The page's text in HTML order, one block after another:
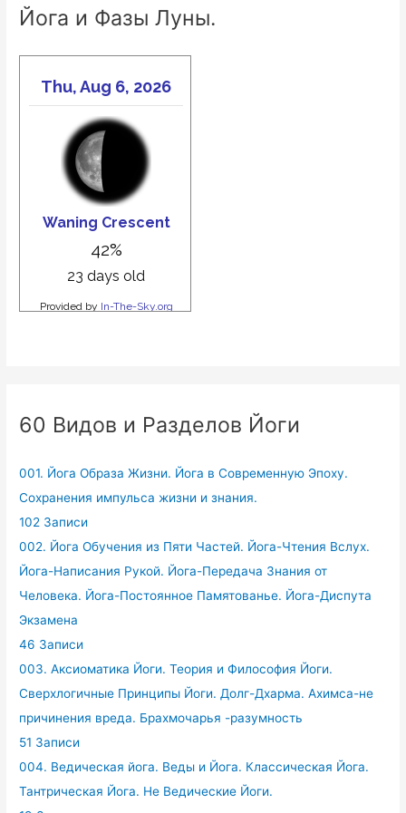
Йога и Фазы Луны.
60 Видов и Разделов Йоги
001. Йога Образа Жизни. Йога в Современную Эпоху.
Сохранения импульса жизни и знания.
102 Записи
002. Йога Обучения из Пяти Частей. Йога-Чтения Вслух.
Йога-Написания Рукой. Йога-Передача Знания от
Человека. Йога-Постоянное Памятованье. Йога-Диспута
Экзамена
46 Записи
003. Аксиоматика Йоги. Теория и Философия Йоги.
Сверхлогичные Принципы Йоги. Долг-Дхарма. Ахимса-не
причинения вреда. Брахмочарья -разумность
51 Записи
004. Ведическая йога. Веды и Йога. Классическая Йога.
Тантрическая Йога. Не Ведические Йоги.